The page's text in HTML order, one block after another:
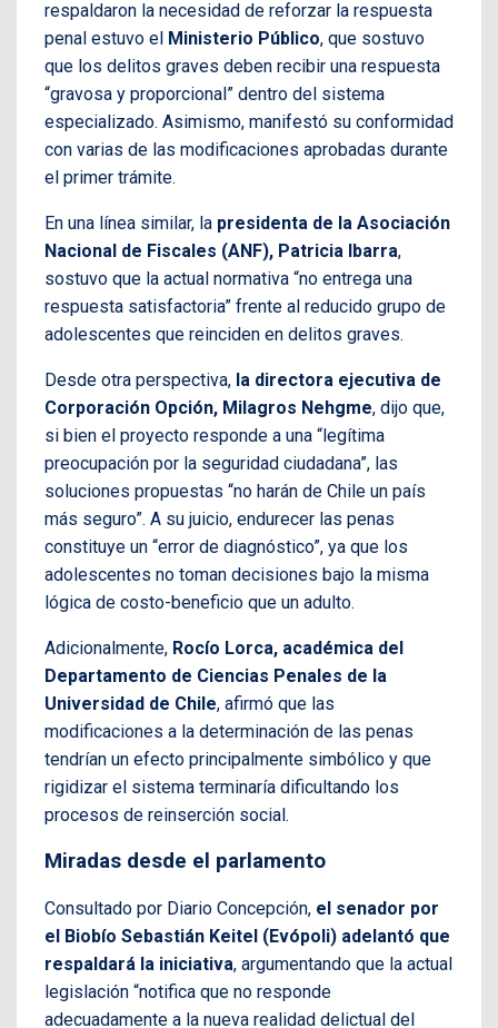
respaldaron la necesidad de reforzar la respuesta
penal estuvo el Ministerio Público, que sostuvo
que los delitos graves deben recibir una respuesta
“gravosa y proporcional” dentro del sistema
especializado. Asimismo, manifestó su conformidad
con varias de las modificaciones aprobadas durante
el primer trámite.
En una línea similar, la presidenta de la Asociación
Nacional de Fiscales (ANF), Patricia Ibarra,
sostuvo que la actual normativa “no entrega una
respuesta satisfactoria” frente al reducido grupo de
adolescentes que reinciden en delitos graves.
Desde otra perspectiva, la directora ejecutiva de
Corporación Opción, Milagros Nehgme, dijo que,
si bien el proyecto responde a una “legítima
preocupación por la seguridad ciudadana”, las
soluciones propuestas “no harán de Chile un país
más seguro”. A su juicio, endurecer las penas
constituye un “error de diagnóstico”, ya que los
adolescentes no toman decisiones bajo la misma
lógica de costo-beneficio que un adulto.
Adicionalmente, Rocío Lorca, académica del
Departamento de Ciencias Penales de la
Universidad de Chile, afirmó que las
modificaciones a la determinación de las penas
tendrían un efecto principalmente simbólico y que
rigidizar el sistema terminaría dificultando los
procesos de reinserción social.
Miradas desde el parlamento
Consultado por Diario Concepción, el senador por
el Biobío Sebastián Keitel (Evópoli) adelantó que
respaldará la iniciativa, argumentando que la actual
legislación “notifica que no responde
adecuadamente a la nueva realidad delictual del